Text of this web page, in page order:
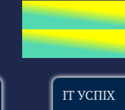
ІТ УСПІХ